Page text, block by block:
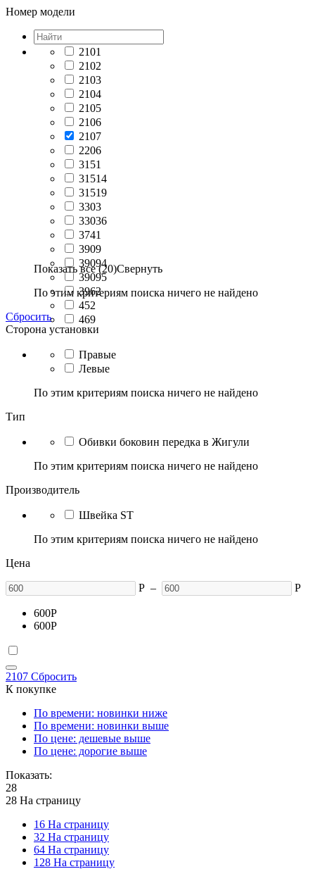
Номер модели
2101
2102
2103
2104
2105
2106
2107
2206
3151
31514
31519
3303
33036
3741
3909
39094
39095
3962
452
469
Показать все (20)Свернуть
По этим критериям поиска ничего не найдено
Сбросить
Сторона установки
Правые
Левые
По этим критериям поиска ничего не найдено
Тип
Обивки боковин передка в Жигули
По этим критериям поиска ничего не найдено
Производитель
Швейка ST
По этим критериям поиска ничего не найдено
Цена
Р – Р
600Р
600Р
2107 Сбросить
К покупке
По времени: новинки ниже
По времени: новинки выше
По цене: дешевые выше
По цене: дорогие выше
Показать:
28
28 На страницу
16 На страницу
32 На страницу
64 На страницу
128 На страницу